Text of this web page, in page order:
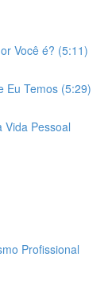
Você é? (5:11)
Eu Temos (5:29)
Vida Pessoal
Profissional